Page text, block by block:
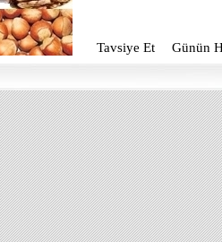
Tavsiye Et Günün